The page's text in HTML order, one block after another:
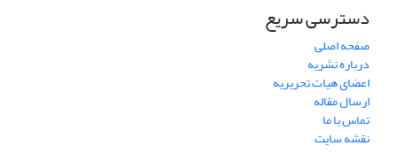
دسترسی سریع
صفحه اصلی
درباره نشریه
اعضای هیات تحریریه
ارسال مقاله
تماس با ما
نقشه سایت